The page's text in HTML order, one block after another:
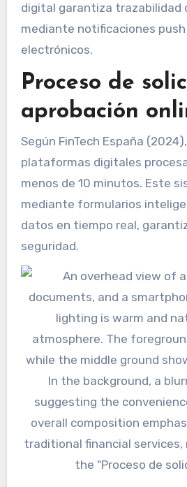
digital garantiza trazabilidad
mediante notificaciones
electrónicos.
Proceso de
aprobación
Según FinTech España
plataformas digitales
menos de 10 minutos. Este
mediante formularios
datos en tiempo real,
seguridad.